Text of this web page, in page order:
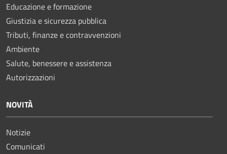
Educazione e formazione
Giustizia e sicurezza pubblica
Tributi, finanze e contravvenzioni
Ambiente
Salute, benessere e assistenza
Autorizzazioni
NOVITÀ
Notizie
Comunicati